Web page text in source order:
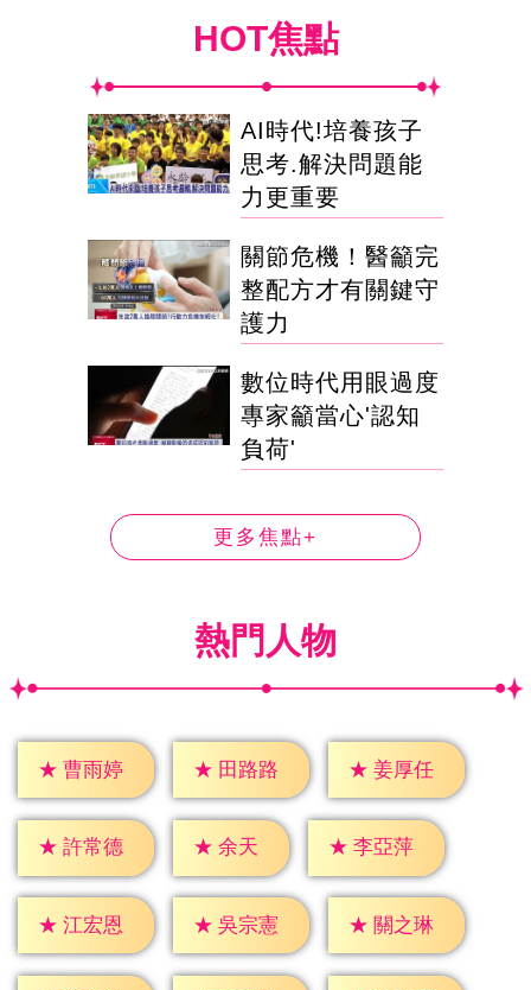
HOT焦點
AI時代!培養孩子
思考.解決問題能
力更重要
關節危機！醫籲完
整配方才有關鍵守
護力
數位時代用眼過度
專家籲當心'認知
負荷'
更多焦點+
熱門人物
★ 曹雨婷 ★ 田路路 ★ 姜厚任
★ 許常德 ★ 余天 ★ 李亞萍
★ 江宏恩 ★ 吳宗憲 ★ 關之琳